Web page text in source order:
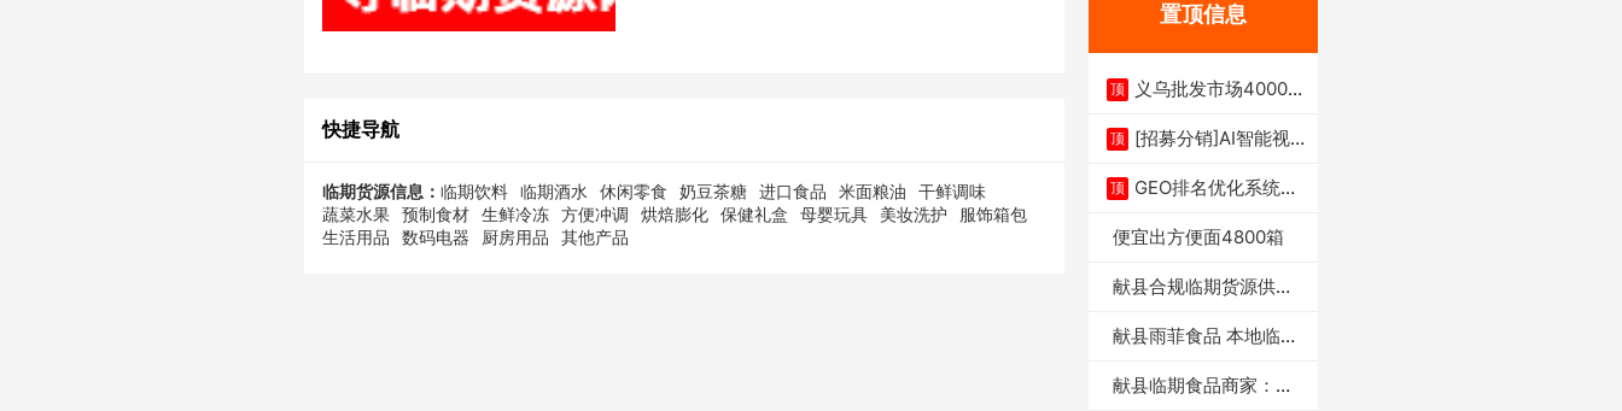
快捷导航
临期货源信息： 临期饮料 临期酒水 休闲零食 奶豆茶糖 进口食品 米面粮油
干鲜调味
蔬菜水果 预制食材 生鲜冷冻 方便冲调 烘焙膨化 保健礼盒 母婴玩具 美妆洗护
服饰箱包
生活用品
数码电器 厨房用品 其他产品
置顶信息
顶
义乌批发市场4000多
顶 [招募分销]AI智能视
顶 GEO排名优化系统+A
便宜出方便面4800箱
献县合规临期货源供货
献县雨菲食品 本地临期
献县临期食品商家：献